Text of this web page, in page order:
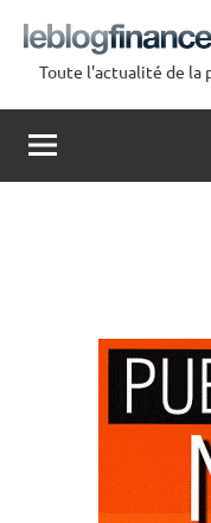
contenu
Le
Blog
Finance
Toute l'actualité de la